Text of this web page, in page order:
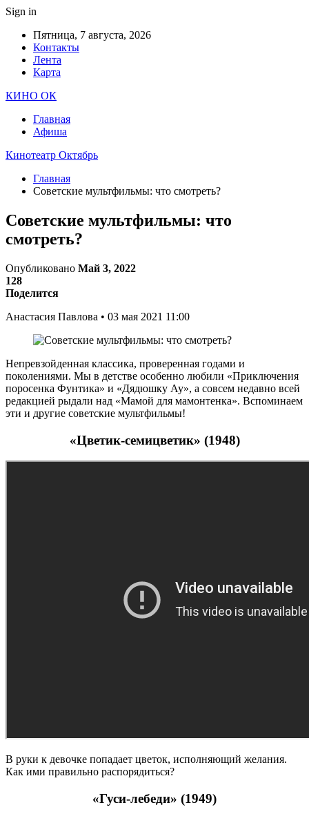
Sign in
Пятница, 7 августа, 2026
Контакты
Лента
Карта
КИНО ОК
Главная
Афиша
Кинотеатр Октябрь
Главная
Советские мультфильмы: что смотреть?
Советские мультфильмы: что
смотреть?
Опубликовано Май 3, 2022
128
Поделится
Анастасия Павлова • 03 мая 2021 11:00
Непревзойденная классика, проверенная годами и
поколениями. Мы в детстве особенно любили «Приключения
поросенка Фунтика» и «Дядюшку Ау», а совсем недавно всей
редакцией рыдали над «Мамой для мамонтенка». Вспоминаем
эти и другие советские мультфильмы!
«Цветик-семицветик» (1948)
В руки к девочке попадает цветок, исполняющий желания.
Как ими правильно распорядиться?
«Гуси-лебеди» (1949)